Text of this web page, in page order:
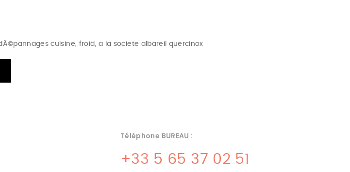
cuisine, froid, a la societe albareil quercinox
Téléphone BUREAU :
+33 5 65 37 02 51